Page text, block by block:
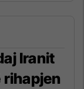
Iranit
rihapjen